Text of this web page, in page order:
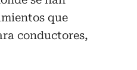
que
conductores,